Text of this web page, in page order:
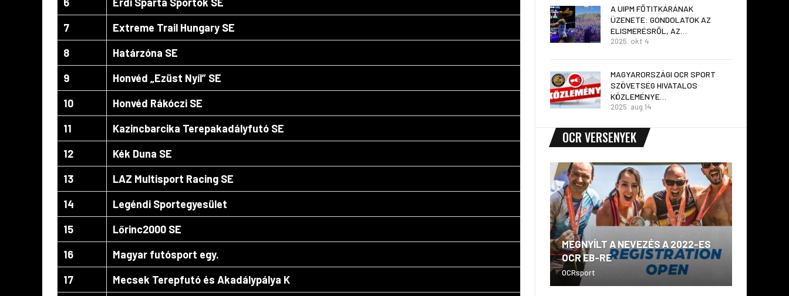
7
Extreme Trail Hungary SE
8
Határzóna SE
9
Honvéd „Ezüst Nyíl” SE
10
Honvéd Rákóczi SE
11
Kazincbarcika Terepakadályfutó SE
12
Kék Duna SE
13
LAZ Multisport Racing SE
14
Legéndi Sportegyesület
15
Lőrinc2000 SE
16
Magyar futósport egy.
17
Mecsek Terepfutó és Akadálypálya K
A UIPM FŐTITKÁRÁNAK
ÜZENETE: GONDOLATOK AZ
ELISMERÉSRŐL, AZ…
2025. okt 4
MAGYARORSZÁGI OCR SPORT
SZÖVETSÉG HIVATALOS
KÖZLEMÉNYE…
2025. aug 14
OCR VERSENYEK
Running Warriors HOCRA OB,
Kamaraerdő 2020. október 17.
MEGNYÍLT A 6. OCR EURÓPA-
MEGNYÍLT A NEVEZÉS A 2022-ES
OCR EB-RE
OCRsport